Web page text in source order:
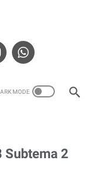
Subtema 2